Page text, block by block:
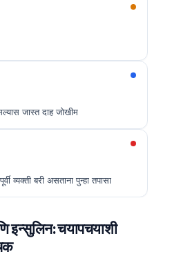
जास्त दाह जोखीम
व्यक्ती बरी असताना पुन्हा तपासा
चयापचयाशी